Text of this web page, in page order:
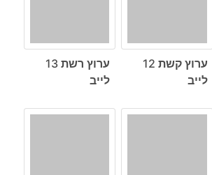
ערוץ קשת 12
לייב
ערוץ רשת 13
לייב